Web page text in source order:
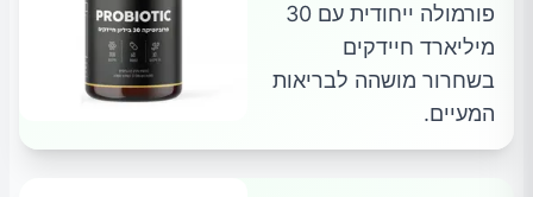
פורמולה ייחודית עם 30
מיליארד חיידקים
בשחרור מושהה לבריאות
המעיים.